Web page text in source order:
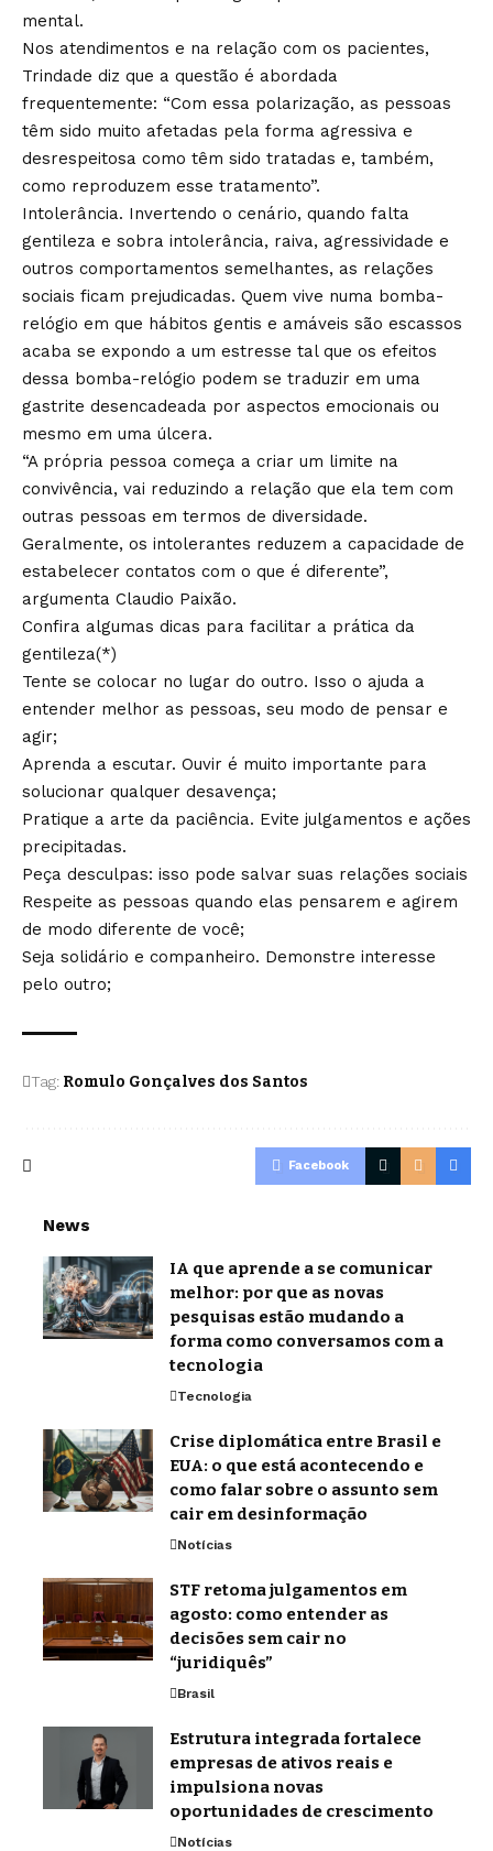
mental.
Nos atendimentos e na relação com os pacientes,
Trindade diz que a questão é abordada
frequentemente: “Com essa polarização, as pessoas
têm sido muito afetadas pela forma agressiva e
desrespeitosa como têm sido tratadas e, também,
como reproduzem esse tratamento”.
Intolerância. Invertendo o cenário, quando falta
gentileza e sobra intolerância, raiva, agressividade e
outros comportamentos semelhantes, as relações
sociais ficam prejudicadas. Quem vive numa bomba-
relógio em que hábitos gentis e amáveis são escassos
acaba se expondo a um estresse tal que os efeitos
dessa bomba-relógio podem se traduzir em uma
gastrite desencadeada por aspectos emocionais ou
mesmo em uma úlcera.
“A própria pessoa começa a criar um limite na
convivência, vai reduzindo a relação que ela tem com
outras pessoas em termos de diversidade.
Geralmente, os intolerantes reduzem a capacidade de
estabelecer contatos com o que é diferente”,
argumenta Claudio Paixão.
Confira algumas dicas para facilitar a prática da
gentileza(*)
Tente se colocar no lugar do outro. Isso o ajuda a
entender melhor as pessoas, seu modo de pensar e
agir;
Aprenda a escutar. Ouvir é muito importante para
solucionar qualquer desavença;
Pratique a arte da paciência. Evite julgamentos e ações
precipitadas.
Peça desculpas: isso pode salvar suas relações sociais
Respeite as pessoas quando elas pensarem e agirem
de modo diferente de você;
Seja solidário e companheiro. Demonstre interesse
pelo outro;
Tag: Romulo Gonçalves dos Santos
Facebook
News
IA que aprende a se comunicar
melhor: por que as novas
pesquisas estão mudando a
forma como conversamos com a
tecnologia
Tecnologia
Crise diplomática entre Brasil e
EUA: o que está acontecendo e
como falar sobre o assunto sem
cair em desinformação
Notícias
STF retoma julgamentos em
agosto: como entender as
decisões sem cair no
“juridiquês”
Brasil
Estrutura integrada fortalece
empresas de ativos reais e
impulsiona novas
oportunidades de crescimento
Notícias